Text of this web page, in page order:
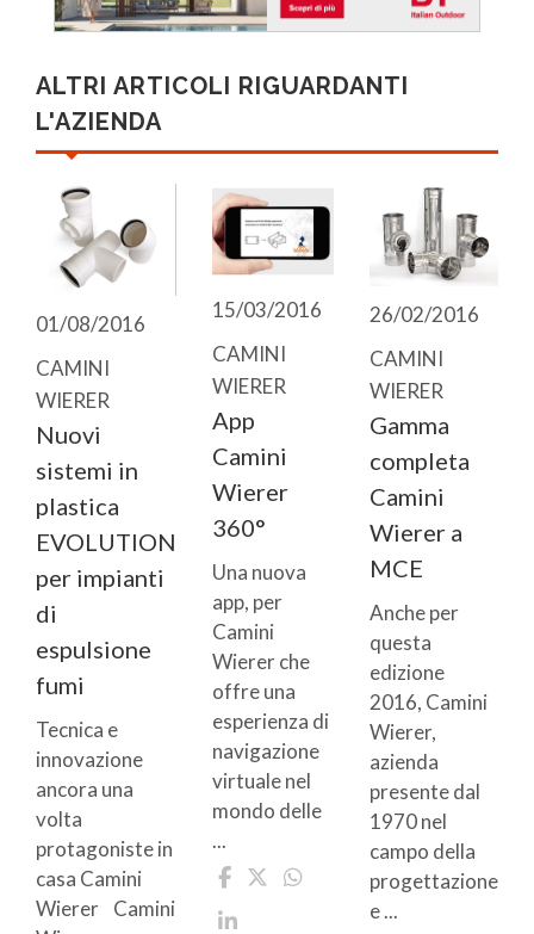
ALTRI ARTICOLI RIGUARDANTI
L'AZIENDA
01/08/2016
CAMINI
WIERER
Nuovi
sistemi in
plastica
EVOLUTION
per impianti
di
espulsione
fumi
Tecnica e
innovazione
ancora una
volta
protagoniste in
casa Camini
Wierer Camini
15/03/2016
CAMINI
WIERER
App
Camini
Wierer
360°
Una nuova
app, per
Camini
Wierer che
offre una
esperienza di
navigazione
virtuale nel
mondo delle
...
26/02/2016
CAMINI
WIERER
Gamma
completa
Camini
Wierer a
MCE
Anche per
questa
edizione
2016, Camini
Wierer,
azienda
presente dal
1970 nel
campo della
progettazione
e ...